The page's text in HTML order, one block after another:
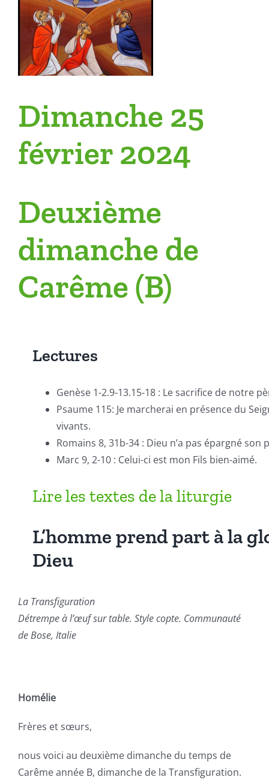
Dimanche 25
février 2024
Deuxième
dimanche de
Carême (B)
Lectures
Genèse 1-2.9-13.15-18 : Le sacrifice de notre
Psaume 115: Je marcherai en présence du
vivants.
Romains 8, 31b-34 : Dieu n’a pas épargné son
Marc 9, 2-10 : Celui-ci est mon Fils bien-aimé.
Lire les textes de la liturgie
L’homme prend part à la
Dieu
La Transfiguration
Détrempe à l’œuf sur table. Style copte. Communauté
de Bose, Italie
Homélie
Frères et sœurs,
nous voici au deuxième dimanche du temps de
Carême année B, dimanche de la Transfiguration.